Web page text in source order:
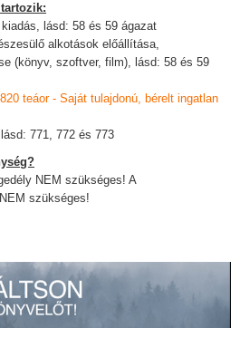
lásd: 58 és 59 ágazat
alkotások előállítása,
(könyv, szoftver, film), lásd: 58 és 59
teáor - Saját tulajdonú, bérelt ingatlan
771, 772 és 773
NEM szükséges! A
szükséges!